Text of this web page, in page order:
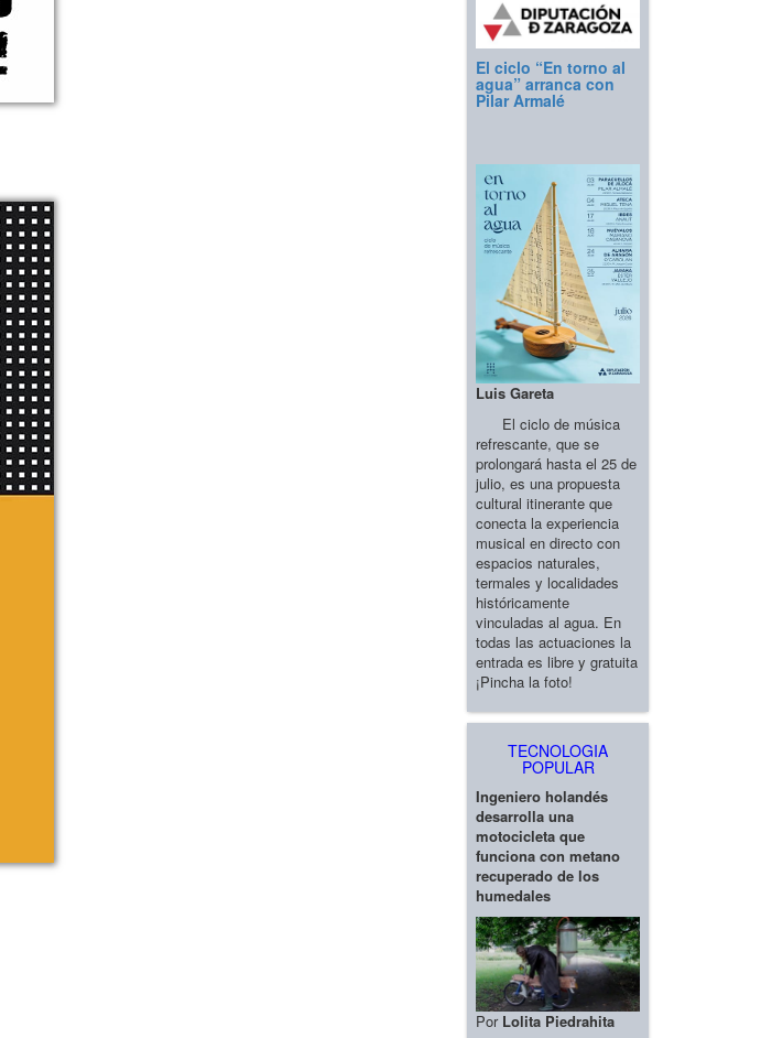
El ciclo “En torno al
agua” arranca con
Pilar Armalé
Luis Gareta
El ciclo de música
refrescante, que se
prolongará hasta el 25 de
julio, es una propuesta
cultural itinerante que
conecta la experiencia
musical en directo con
espacios naturales,
termales y localidades
históricamente
vinculadas al agua. En
todas las actuaciones la
entrada es libre y gratuita
¡Pincha la foto!
TECNOLOGIA
POPULAR
Ingeniero holandés
desarrolla una
motocicleta que
funciona con metano
recuperado de los
humedales
Por Lolita Piedrahita